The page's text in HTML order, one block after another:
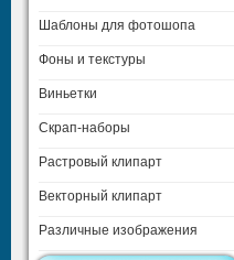
Шаблоны для фотошопа
Фоны и текстуры
Виньетки
Скрап-наборы
Растровый клипарт
Векторный клипарт
Различные изображения